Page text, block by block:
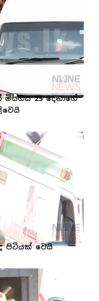
25 දෙනාගේ
පිටියක් වෙයි